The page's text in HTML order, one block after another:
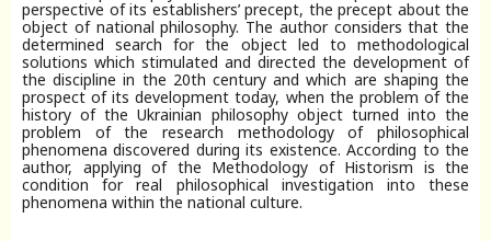
perspective of its establishers’ precept, the precept about the
object of national philosophy. The author considers that the
determined search for the object led to methodological
solutions which stimulated and directed the development of
the discipline in the 20th century and which are shaping the
prospect of its development today, when the problem of the
history of the Ukrainian philosophy object turned into the
problem of the research methodology of philosophical
phenomena discovered during its existence. According to the
author, applying of the Methodology of Historism is the
condition for real philosophical investigation into these
phenomena within the national culture.